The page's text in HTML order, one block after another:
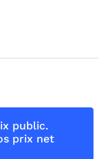
public.
prix net